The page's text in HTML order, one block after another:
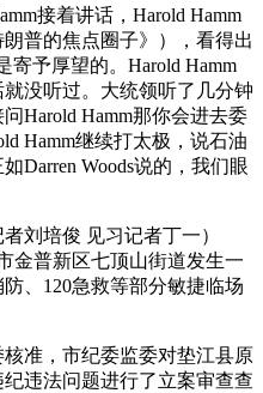
接着讲话，Harold Hamm
普的焦点圈子》），看得出
寄予厚望的。Harold Hamm
没听过。大统领听了几分钟
Harold Hamm那你会进去委
Hamm继续打太极，说石油
Darren Woods说的，我们眼
培俊 见习记者丁一）
金普新区七顶山街道发生一
、120急救等部分敏捷临场
准，市纪委监委对垫江县原
违法问题进行了立案审查查